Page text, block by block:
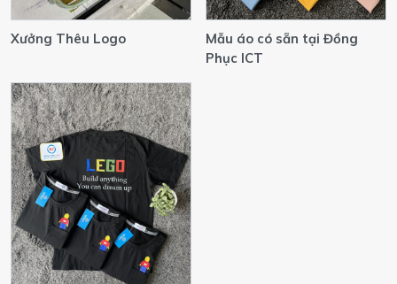
Xưởng Thêu Logo
Mẫu áo có sẵn tại Đồng
Phục ICT